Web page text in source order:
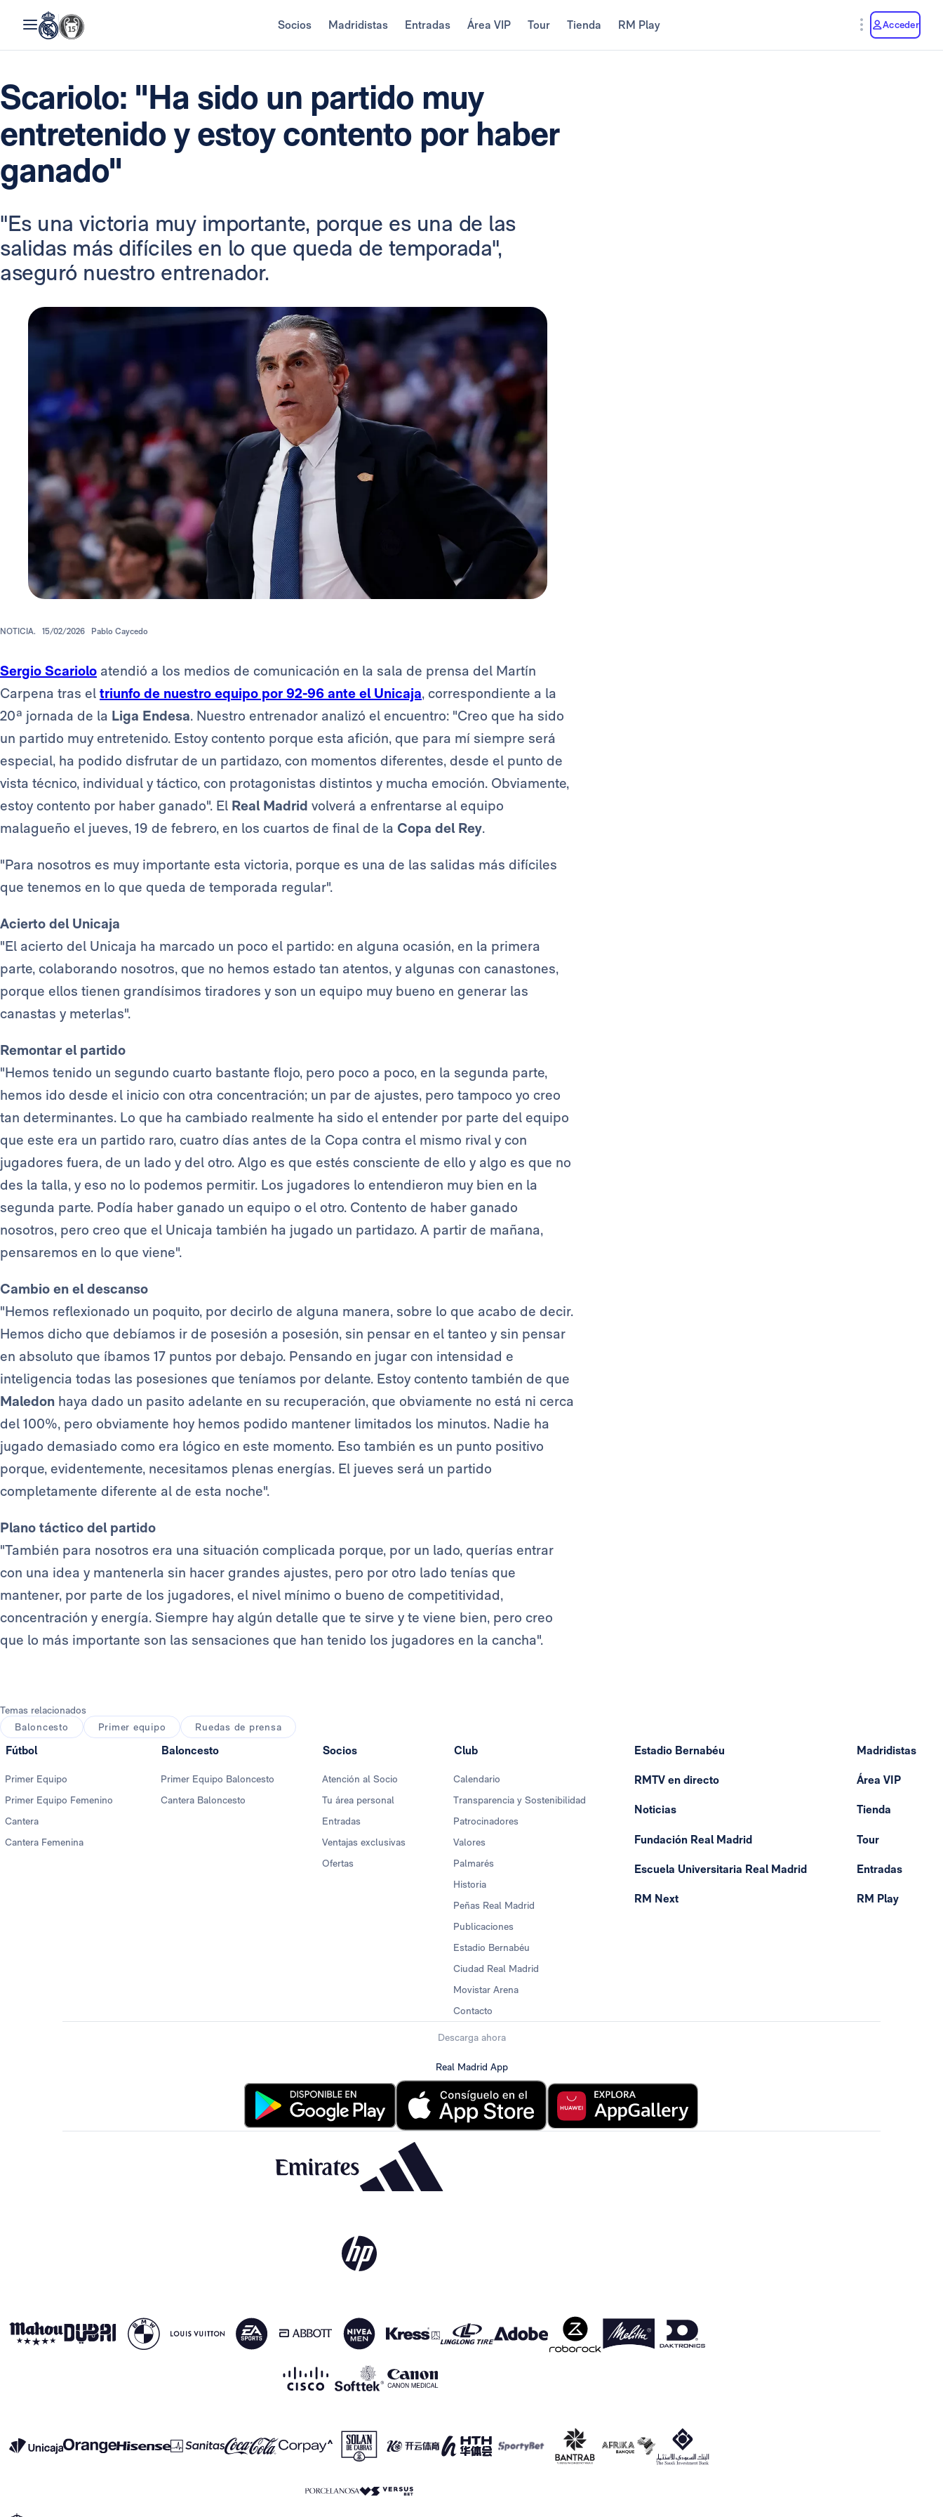
Socios Madridistas Entradas Área VIP Tour Tienda RM Play Acceder
Scariolo: "Ha sido un partido muy
entretenido y estoy contento por haber
ganado"
"Es una victoria muy importante, porque es una de las
salidas más difíciles en lo que queda de temporada",
aseguró nuestro entrenador.
NOTICIA. 15/02/2026 Pablo Caycedo
Sergio Scariolo atendió a los medios de comunicación en la sala de prensa del Martín
Carpena tras el triunfo de nuestro equipo por 92-96 ante el Unicaja, correspondiente a la
20ª jornada de la Liga Endesa. Nuestro entrenador analizó el encuentro: "Creo que ha sido
un partido muy entretenido. Estoy contento porque esta afición, que para mí siempre será
especial, ha podido disfrutar de un partidazo, con momentos diferentes, desde el punto de
vista técnico, individual y táctico, con protagonistas distintos y mucha emoción. Obviamente,
estoy contento por haber ganado". El Real Madrid volverá a enfrentarse al equipo
malagueño el jueves, 19 de febrero, en los cuartos de final de la Copa del Rey.
"Para nosotros es muy importante esta victoria, porque es una de las salidas más difíciles
que tenemos en lo que queda de temporada regular".
Acierto del Unicaja
"El acierto del Unicaja ha marcado un poco el partido: en alguna ocasión, en la primera
parte, colaborando nosotros, que no hemos estado tan atentos, y algunas con canastones,
porque ellos tienen grandísimos tiradores y son un equipo muy bueno en generar las
canastas y meterlas".
Remontar el partido
"Hemos tenido un segundo cuarto bastante flojo, pero poco a poco, en la segunda parte,
hemos ido desde el inicio con otra concentración; un par de ajustes, pero tampoco yo creo
tan determinantes. Lo que ha cambiado realmente ha sido el entender por parte del equipo
que este era un partido raro, cuatro días antes de la Copa contra el mismo rival y con
jugadores fuera, de un lado y del otro. Algo es que estés consciente de ello y algo es que no
des la talla, y eso no lo podemos permitir. Los jugadores lo entendieron muy bien en la
segunda parte. Podía haber ganado un equipo o el otro. Contento de haber ganado
nosotros, pero creo que el Unicaja también ha jugado un partidazo. A partir de mañana,
pensaremos en lo que viene".
Cambio en el descanso
"Hemos reflexionado un poquito, por decirlo de alguna manera, sobre lo que acabo de decir.
Hemos dicho que debíamos ir de posesión a posesión, sin pensar en el tanteo y sin pensar
en absoluto que íbamos 17 puntos por debajo. Pensando en jugar con intensidad e
inteligencia todas las posesiones que teníamos por delante. Estoy contento también de que
Maledon haya dado un pasito adelante en su recuperación, que obviamente no está ni cerca
del 100%, pero obviamente hoy hemos podido mantener limitados los minutos. Nadie ha
jugado demasiado como era lógico en este momento. Eso también es un punto positivo
porque, evidentemente, necesitamos plenas energías. El jueves será un partido
completamente diferente al de esta noche".
Plano táctico del partido
"También para nosotros era una situación complicada porque, por un lado, querías entrar
con una idea y mantenerla sin hacer grandes ajustes, pero por otro lado tenías que
mantener, por parte de los jugadores, el nivel mínimo o bueno de competitividad,
concentración y energía. Siempre hay algún detalle que te sirve y te viene bien, pero creo
que lo más importante son las sensaciones que han tenido los jugadores en la cancha".
Temas relacionados
Baloncesto
Primer equipo Ruedas de prensa
Fútbol
Primer Equipo
Primer Equipo Femenino
Cantera
Cantera Femenina
Baloncesto
Primer Equipo Baloncesto
Cantera Baloncesto
Socios
Atención al Socio
Tu área personal
Entradas
Ventajas exclusivas
Ofertas
Club
Calendario
Transparencia y Sostenibilidad
Patrocinadores
Valores
Palmarés
Historia
Peñas Real Madrid
Publicaciones
Estadio Bernabéu
Ciudad Real Madrid
Movistar Arena
Contacto
Estadio Bernabéu
RMTV en directo
Noticias
Fundación Real Madrid
Escuela Universitaria Real Madrid
RM Next
Madridistas
Área VIP
Tienda
Tour
Entradas
RM Play
Descarga ahora
Real Madrid App